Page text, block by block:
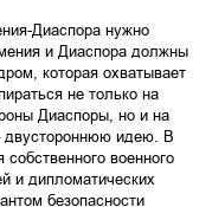
Диаспора нужно
и Диаспора должны
которая охватывает
не только на
Диаспоры, но и на
двустороннюю идею. В
военного
и дипломатических
безопасности